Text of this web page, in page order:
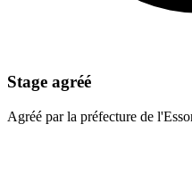
Stage agréé
Agréé par la préfecture de